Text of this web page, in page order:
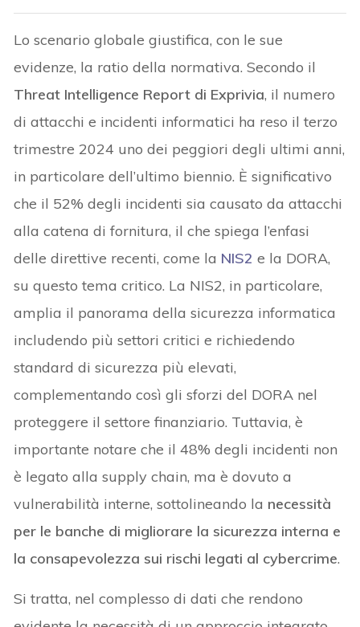
Lo scenario globale giustifica, con le sue
evidenze, la ratio della normativa. Secondo il
Threat Intelligence Report di Exprivia, il numero
di attacchi e incidenti informatici ha reso il terzo
trimestre 2024 uno dei peggiori degli ultimi anni,
in particolare dell’ultimo biennio. È significativo
che il 52% degli incidenti sia causato da attacchi
alla catena di fornitura, il che spiega l’enfasi
delle direttive recenti, come la NIS2 e la DORA,
su questo tema critico. La NIS2, in particolare,
amplia il panorama della sicurezza informatica
includendo più settori critici e richiedendo
standard di sicurezza più elevati,
complementando così gli sforzi del DORA nel
proteggere il settore finanziario. Tuttavia, è
importante notare che il 48% degli incidenti non
è legato alla supply chain, ma è dovuto a
vulnerabilità interne, sottolineando la necessità
per le banche di migliorare la sicurezza interna e
la consapevolezza sui rischi legati al cybercrime.
Si tratta, nel complesso di dati che rendono